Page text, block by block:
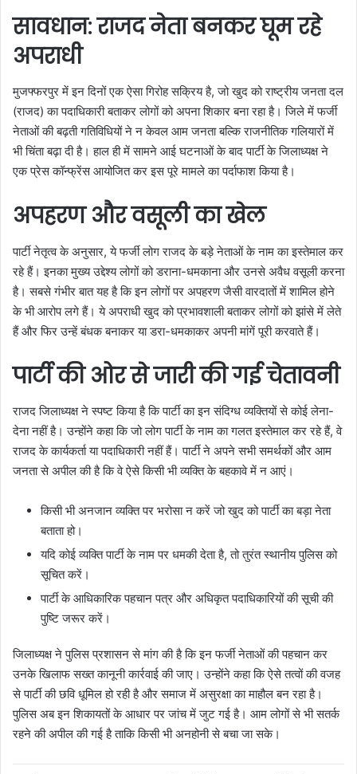
सावधान: राजद नेता बनकर घूम रहे
अपराधी
मुजफ्फरपुर में इन दिनों एक ऐसा गिरोह सक्रिय है, जो खुद को राष्ट्रीय जनता दल
(राजद) का पदाधिकारी बताकर लोगों को अपना शिकार बना रहा है। जिले में फर्जी
नेताओं की बढ़ती गतिविधियों ने न केवल आम जनता बल्कि राजनीतिक गलियारों में
भी चिंता बढ़ा दी है। हाल ही में सामने आई घटनाओं के बाद पार्टी के जिलाध्यक्ष ने
एक प्रेस कॉन्फ्रेंस आयोजित कर इस पूरे मामले का पर्दाफाश किया है।
अपहरण और वसूली का खेल
पार्टी नेतृत्व के अनुसार, ये फर्जी लोग राजद के बड़े नेताओं के नाम का इस्तेमाल कर
रहे हैं। इनका मुख्य उद्देश्य लोगों को डराना-धमकाना और उनसे अवैध वसूली करना
है। सबसे गंभीर बात यह है कि इन लोगों पर अपहरण जैसी वारदातों में शामिल होने
के भी आरोप लगे हैं। ये अपराधी खुद को प्रभावशाली बताकर लोगों को झांसे में लेते
हैं और फिर उन्हें बंधक बनाकर या डरा-धमकाकर अपनी मांगें पूरी करवाते हैं।
पार्टी की ओर से जारी की गई चेतावनी
राजद जिलाध्यक्ष ने स्पष्ट किया है कि पार्टी का इन संदिग्ध व्यक्तियों से कोई लेना-
देना नहीं है। उन्होंने कहा कि जो लोग पार्टी के नाम का गलत इस्तेमाल कर रहे हैं, वे
राजद के कार्यकर्ता या पदाधिकारी नहीं हैं। पार्टी ने अपने सभी समर्थकों और आम
जनता से अपील की है कि वे ऐसे किसी भी व्यक्ति के बहकावे में न आएं।
किसी भी अनजान व्यक्ति पर भरोसा न करें जो खुद को पार्टी का बड़ा नेता
बताता हो।
यदि कोई व्यक्ति पार्टी के नाम पर धमकी देता है, तो तुरंत स्थानीय पुलिस को
सूचित करें।
पार्टी के आधिकारिक पहचान पत्र और अधिकृत पदाधिकारियों की सूची की
पुष्टि जरूर करें।
जिलाध्यक्ष ने पुलिस प्रशासन से मांग की है कि इन फर्जी नेताओं की पहचान कर
उनके खिलाफ सख्त कानूनी कार्रवाई की जाए। उन्होंने कहा कि ऐसे तत्वों की वजह
से पार्टी की छवि धूमिल हो रही है और समाज में असुरक्षा का माहौल बन रहा है।
पुलिस अब इन शिकायतों के आधार पर जांच में जुट गई है। आम लोगों से भी सतर्क
रहने की अपील की गई है ताकि किसी भी अनहोनी से बचा जा सके।